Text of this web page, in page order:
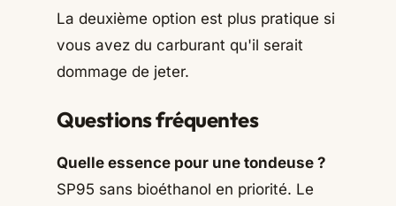
La deuxième option est plus pratique si
vous avez du carburant qu'il serait
dommage de jeter.
Questions fréquentes
Quelle essence pour une tondeuse ?
SP95 sans bioéthanol en priorité. Le